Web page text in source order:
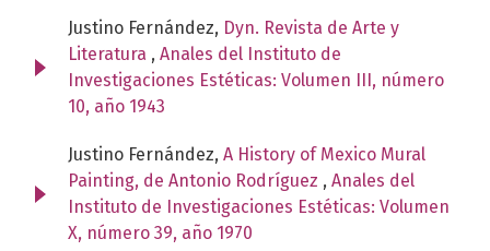
Justino Fernández, Dyn. Revista de Arte y
Literatura , Anales del Instituto de
Investigaciones Estéticas: Volumen III, número
10, año 1943
Justino Fernández, A History of Mexico Mural
Painting, de Antonio Rodríguez , Anales del
Instituto de Investigaciones Estéticas: Volumen
X, número 39, año 1970